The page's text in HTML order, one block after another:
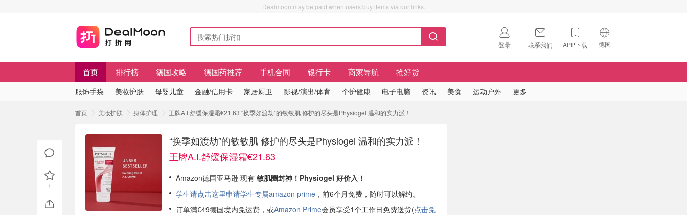
Dealmoon may be paid when users buy items via our links.
登录 联系我们 APP下载 德国
🇺🇸
首页 排行榜 德国攻略 德国药推荐 手机合同 银行卡 商家导航 抢好货
服饰手袋 美妆护肤 母婴儿童 金融/信用卡 家居厨卫 影视/演出/体育 个护健康 电子电脑 资讯 美食 运动户外 更多
首页 美妆护肤 身体护理 王牌A.I.舒缓保湿霜€21.63 “换季如渡劫”的敏敏肌 修护的尽头是Physiogel 温和的实力派！
“换季如渡劫”的敏敏肌 修护的尽头是Physiogel 温和的实力派！
王牌A.I.舒缓保湿霜€21.63
Amazon德国亚马逊 现有 敏肌圈封神！Physiogel 好价入！
学生请点击这里申请学生专属amazon prime ，前6个月免费，随时可以解约。
订单满€49德国境内免运费，或Amazon Prime会员享受1个工作日免费送货(点击免
1